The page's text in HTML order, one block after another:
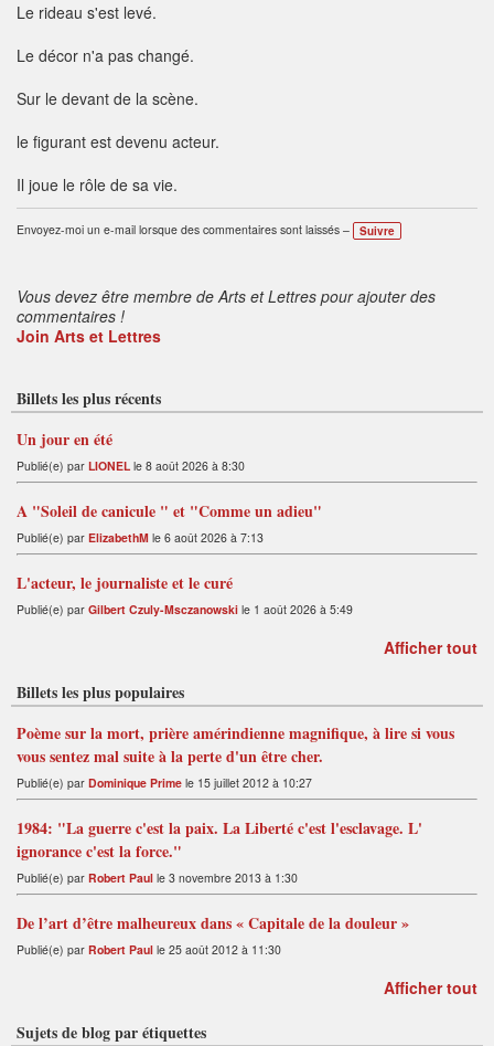
Le rideau s'est levé.
Le décor n'a pas changé.
Sur le devant de la scène.
le figurant est devenu acteur.
Il joue le rôle de sa vie.
Envoyez-moi un e-mail lorsque des commentaires sont laissés – Suivre
Vous devez être membre de Arts et Lettres pour ajouter des
commentaires !
Join Arts et Lettres
Billets les plus récents
Un jour en été
Publié(e) par LIONEL le 8 août 2026 à 8:30
A "Soleil de canicule " et "Comme un adieu"
Publié(e) par ElizabethM le 6 août 2026 à 7:13
L'acteur, le journaliste et le curé
Publié(e) par Gilbert Czuly-Msczanowski le 1 août 2026 à 5:49
Afficher tout
Billets les plus populaires
Poème sur la mort, prière amérindienne magnifique, à lire si vous
vous sentez mal suite à la perte d'un être cher.
Publié(e) par Dominique Prime le 15 juillet 2012 à 10:27
1984: "La guerre c'est la paix. La Liberté c'est l'esclavage. L'
ignorance c'est la force."
Publié(e) par Robert Paul le 3 novembre 2013 à 1:30
De l’art d’être malheureux dans « Capitale de la douleur »
Publié(e) par Robert Paul le 25 août 2012 à 11:30
Afficher tout
Sujets de blog par étiquettes